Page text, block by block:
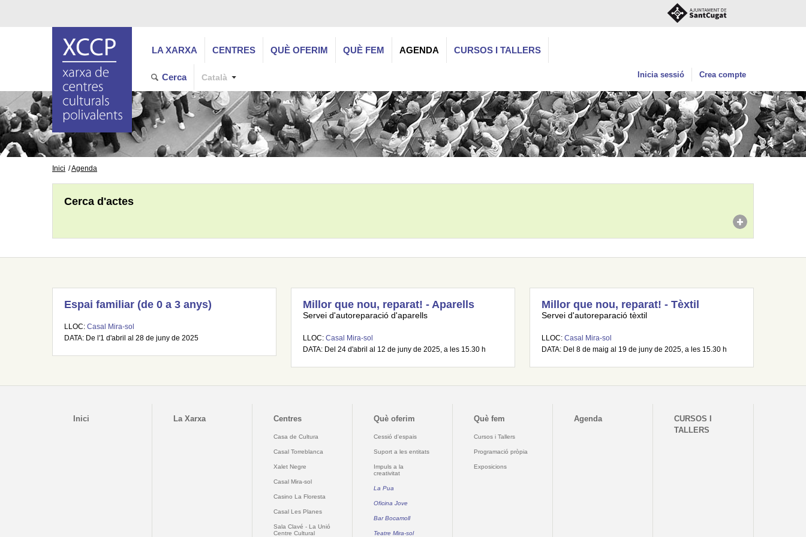
LA XARXA CENTRES QUÈ OFERIM QUÈ FEM AGENDA CURSOS I TALLERS
Cerca Català Inicia sessió Crea compte
Inici Agenda
Cerca d'actes
Espai familiar (de 0 a 3 anys)
LLOC: Casal Mira-sol
DATA: De l'1 d'abril al 28 de juny de 2025
Millor que nou, reparat! - Aparells
Servei d'autoreparació d'aparells
LLOC: Casal Mira-sol
DATA: Del 24 d'abril al 12 de juny de 2025, a les 15.30 h
Millor que nou, reparat! - Tèxtil
Servei d'autoreparació tèxtil
LLOC: Casal Mira-sol
DATA: Del 8 de maig al 19 de juny de 2025, a les 15.30 h
Inici La Xarxa Centres
Casa de Cultura
Casal Torreblanca
Xalet Negre
Casal Mira-sol
Casino La Floresta
Casal Les Planes
Sala Clavé - La Unió
Centre Cultural
Què oferim
Cessió d'espais
Suport a les entitats
Impuls a la
creativitat
La Pua
Oficina Jove
Bar Bocamoll
Teatre Mira-sol
Què fem
Cursos i Tallers
Programació pròpia
Exposicions
Agenda
CURSOS I
TALLERS